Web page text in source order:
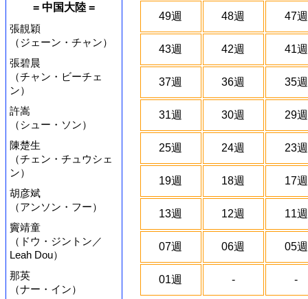
= 中国大陸 =
張靚穎
（ジェーン・チャン）
張碧晨
（チャン・ビーチェ
ン）
許嵩
（シュー・ソン）
陳楚生
（チェン・チュウシェ
ン）
胡彦斌
（アンソン・フー）
竇靖童
（ドウ・ジントン／
Leah Dou）
那英
（ナー・イン）
49週 48週 47週
43週 42週 41週
37週 36週 35週
31週 30週 29週
25週 24週 23週
19週 18週 17週
13週 12週 11週
07週 06週 05週
01週 - -